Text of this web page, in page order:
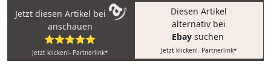
Jetzt diesen Artikel bei
anschauen
⭐⭐⭐⭐⭐
Jetzt klicken!- Partnerlink*
Diesen Artikel
alternativ bei
Ebay suchen
Jetzt klicken!- Partnerlink*